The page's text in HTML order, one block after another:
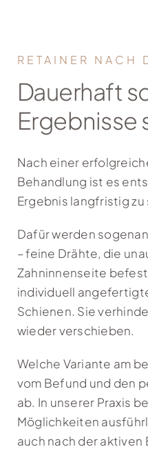
RETAINER NACH
Dauerhaft
Ergebnisse
Nach einer
Behandlung ist es
Ergebnis langfristig zu
Dafür werden
– feine Drähte, die
Zahninnenseite
individuell
Schienen. Sie
wieder verschieben.
Welche Variante am
vom Befund und den
ab. In unserer Praxis
Möglichkeiten
auch nach der aktiven